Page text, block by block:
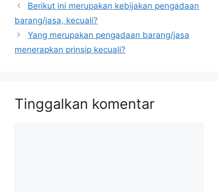
Berikut ini merupakan kebijakan pengadaan
barang/jasa, kecuali?
Yang merupakan pengadaan barang/jasa
menerapkan prinsip kecuali?
Tinggalkan komentar